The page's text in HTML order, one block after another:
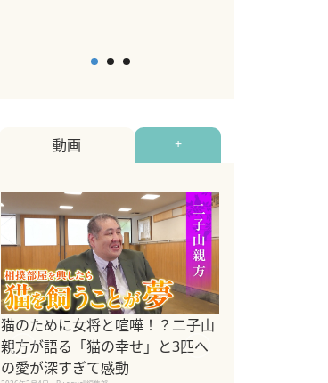
動画 +
猫のために女将と喧嘩！？二子山
親方が語る「猫の幸せ」と3匹へ
の愛が深すぎて感動